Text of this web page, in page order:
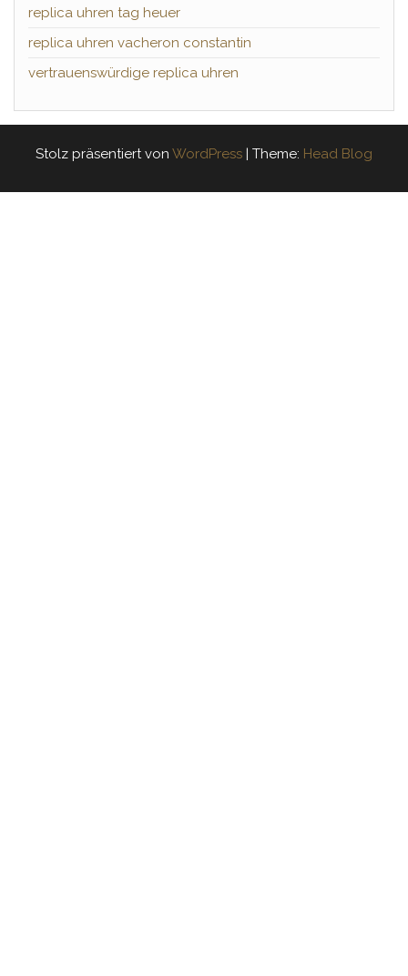
replica uhren tag heuer
replica uhren vacheron constantin
vertrauenswürdige replica uhren
Stolz präsentiert von WordPress | Theme: Head Blog